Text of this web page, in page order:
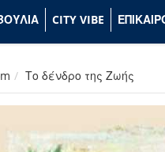
CITY VIBE
Το δένδρο της Ζωής